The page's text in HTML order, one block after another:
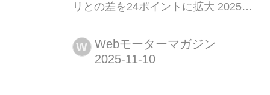
リとの差を24ポイントに拡大 2025年
ルGP(正式名称サンパウロGP)がブラ
ジル・サンパウロ郊外インテルラゴス
W Webモーターマガジン